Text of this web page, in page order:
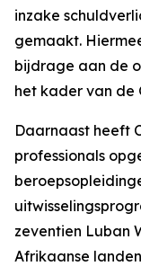
inzake
gemaakt.
bijdrage aan de
het kader van de
Daarnaast heeft
professionals
zeventien Luban
Afrikaanse